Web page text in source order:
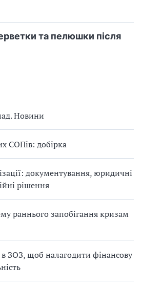
Новини
СОПів: добірка
документування, юридичні
рішення
раннього запобігання кризам
в ЗОЗ, щоб налагодити фінансову
та пелюшки після